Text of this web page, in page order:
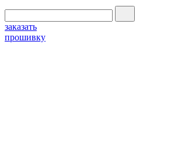
заказать
прошивку